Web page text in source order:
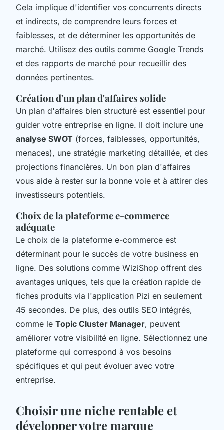
Cela implique d'identifier vos concurrents directs
et indirects, de comprendre leurs forces et
faiblesses, et de déterminer les opportunités de
marché. Utilisez des outils comme Google Trends
et des rapports de marché pour recueillir des
données pertinentes.
Création d'un plan d'affaires solide
Un plan d'affaires bien structuré est essentiel pour
guider votre entreprise en ligne. Il doit inclure une
analyse SWOT (forces, faiblesses, opportunités,
menaces), une stratégie marketing détaillée, et des
projections financières. Un bon plan d'affaires
vous aide à rester sur la bonne voie et à attirer des
investisseurs potentiels.
Choix de la plateforme e-commerce
adéquate
Le choix de la plateforme e-commerce est
déterminant pour le succès de votre business en
ligne. Des solutions comme WiziShop offrent des
avantages uniques, tels que la création rapide de
fiches produits via l'application Pizi en seulement
45 secondes. De plus, des outils SEO intégrés,
comme le Topic Cluster Manager, peuvent
améliorer votre visibilité en ligne. Sélectionnez une
plateforme qui correspond à vos besoins
spécifiques et qui peut évoluer avec votre
entreprise.
Choisir une niche rentable et
développer votre marque